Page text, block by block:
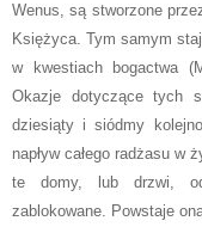
Wenus, są stworzone
Księżyca. Tym samym
w kwestiach bogactwa
Okazje dotyczące tych
dziesiąty i siódmy
napływ całego radżasu w
te domy, lub drzwi,
zablokowane. Powstaje